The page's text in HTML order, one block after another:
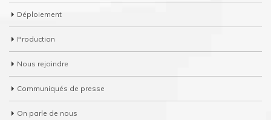
Déploiement
Production
Nous rejoindre
Communiqués de presse
On parle de nous